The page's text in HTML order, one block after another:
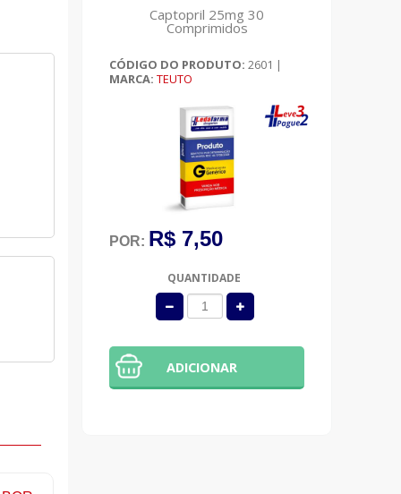
Captopril 25mg 30
Comprimidos
CÓDIGO DO PRODUTO: 2601 |
MARCA: TEUTO
POR: R$ 7,50
QUANTIDADE
ADICIONAR